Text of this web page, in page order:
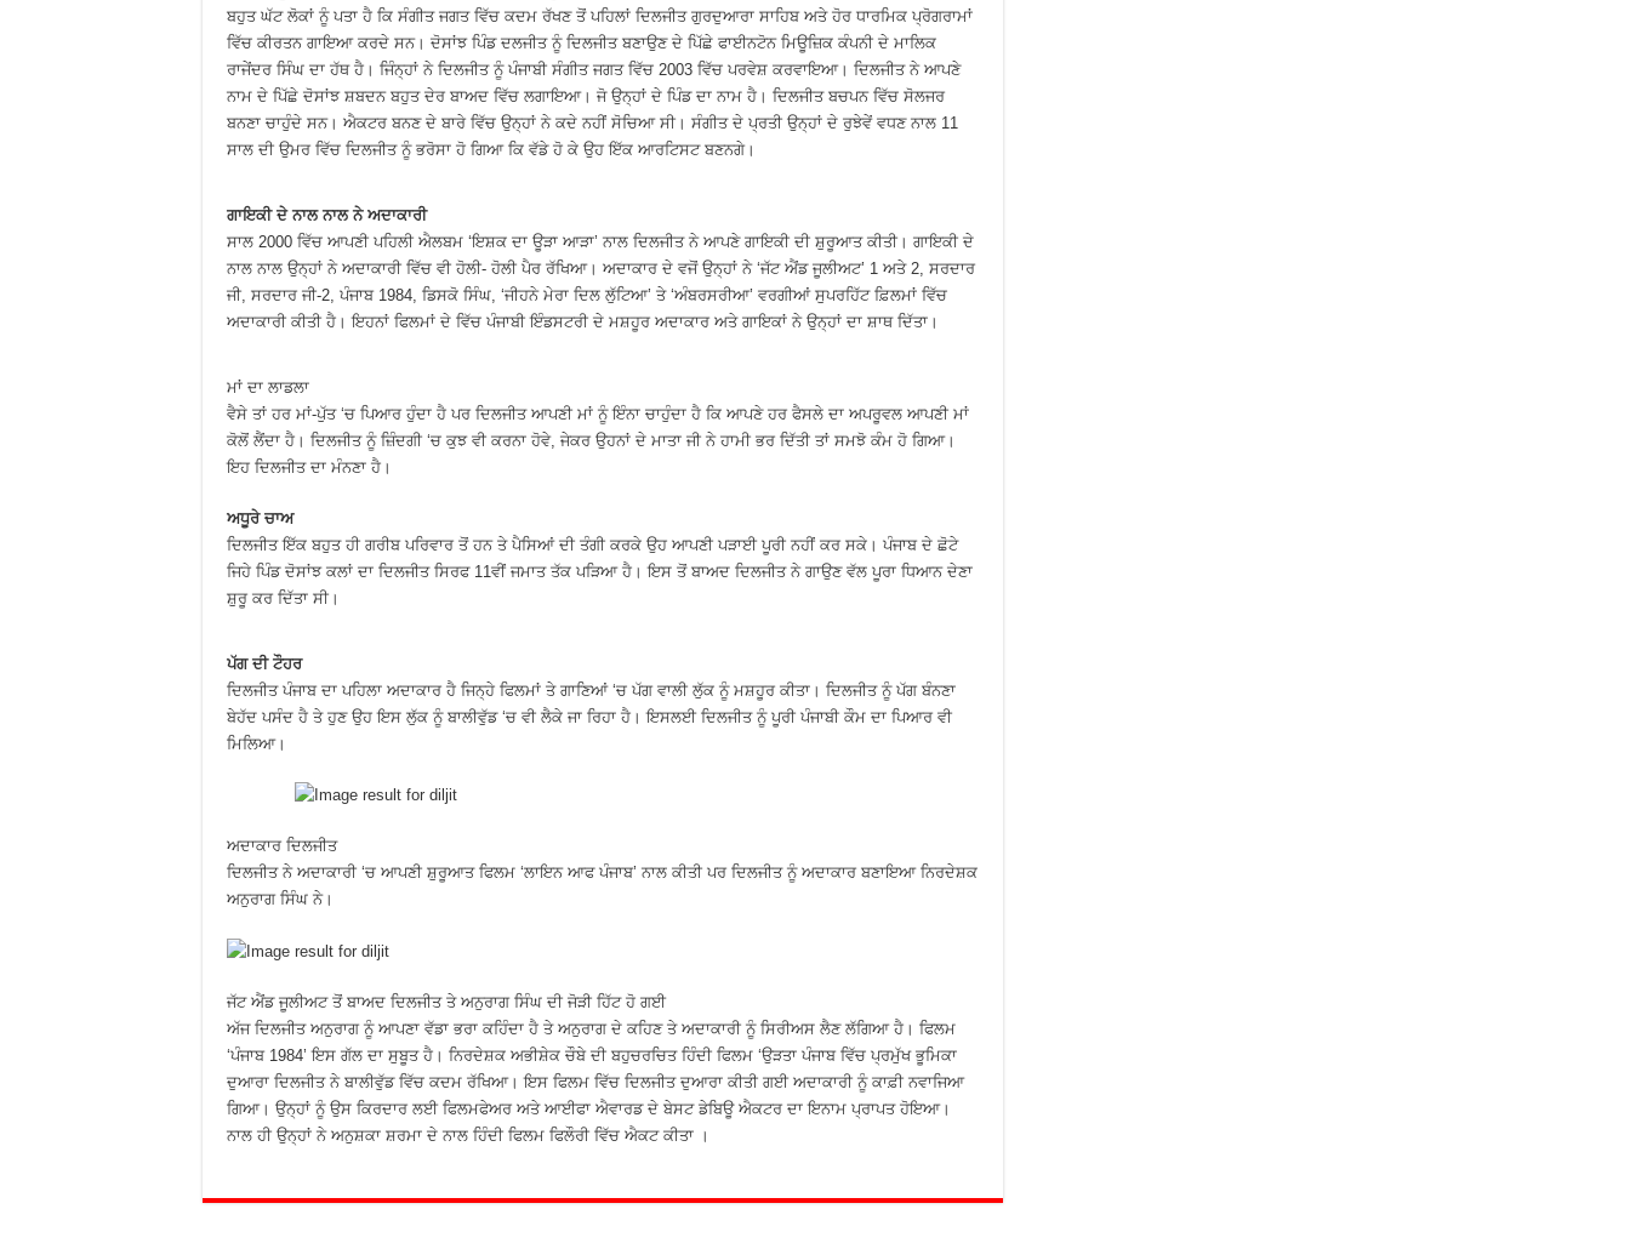
ਬਹੁਤ ਘੱਟ ਲੋਕਾਂ ਨੂੰ ਪਤਾ ਹੈ ਕਿ ਸੰਗੀਤ ਜਗਤ ਵਿੱਚ ਕਦਮ ਰੱਖਣ ਤੋਂ ਪਹਿਲਾਂ ਦਿਲਜੀਤ ਗੁਰਦੁਆਰਾ ਸਾਹਿਬ ਅਤੇ ਹੋਰ ਧਾਰਮਿਕ ਪ੍ਰੋਗਰਾਮਾਂ
ਵਿੱਚ ਕੀਰਤਨ ਗਾਇਆ ਕਰਦੇ ਸਨ। ਦੋਸਾਂਝ ਪਿੰਡ ਦਲਜੀਤ ਨੂੰ ਦਿਲਜੀਤ ਬਣਾਉਣ ਦੇ ਪਿੱਛੇ ਫਾਈਨਟੋਨ ਮਿਊਜ਼ਿਕ ਕੰਪਨੀ ਦੇ ਮਾਲਿਕ
ਰਾਜੇਂਦਰ ਸਿੰਘ ਦਾ ਹੱਥ ਹੈ। ਜਿੰਨ੍ਹਾਂ ਨੇ ਦਿਲਜੀਤ ਨੂੰ ਪੰਜਾਬੀ ਸੰਗੀਤ ਜਗਤ ਵਿੱਚ 2003 ਵਿੱਚ ਪਰਵੇਸ਼ ਕਰਵਾਇਆ। ਦਿਲਜੀਤ ਨੇ ਆਪਣੇ
ਨਾਮ ਦੇ ਪਿੱਛੇ ਦੋਸਾਂਝ ਸ਼ਬਦਨ ਬਹੁਤ ਦੇਰ ਬਾਅਦ ਵਿੱਚ ਲਗਾਇਆ। ਜੋ ਉਨ੍ਹਾਂ ਦੇ ਪਿੰਡ ਦਾ ਨਾਮ ਹੈ। ਦਿਲਜੀਤ ਬਚਪਨ ਵਿੱਚ ਸੋਲਜਰ
ਬਨਣਾ ਚਾਹੁੰਦੇ ਸਨ। ਐਕਟਰ ਬਨਣ ਦੇ ਬਾਰੇ ਵਿੱਚ ਉਨ੍ਹਾਂ ਨੇ ਕਦੇ ਨਹੀਂ ਸੋਚਿਆ ਸੀ। ਸੰਗੀਤ ਦੇ ਪ੍ਰਤੀ ਉਨ੍ਹਾਂ ਦੇ ਰੁਝੇਵੇਂ ਵਧਣ ਨਾਲ 11
ਸਾਲ ਦੀ ਉਮਰ ਵਿੱਚ ਦਿਲਜੀਤ ਨੂੰ ਭਰੋਸਾ ਹੋ ਗਿਆ ਕਿ ਵੱਡੇ ਹੋ ਕੇ ਉਹ ਇੱਕ ਆਰਟਿਸਟ ਬਣਨਗੇ।
ਗਾਇਕੀ ਦੇ ਨਾਲ ਨਾਲ ਨੇ ਅਦਾਕਾਰੀ
ਸਾਲ 2000 ਵਿੱਚ ਆਪਣੀ ਪਹਿਲੀ ਐਲਬਮ ‘ਇਸ਼ਕ ਦਾ ਊੜਾ ਆੜਾ’ ਨਾਲ ਦਿਲਜੀਤ ਨੇ ਆਪਣੇ ਗਾਇਕੀ ਦੀ ਸ਼ੁਰੂਆਤ ਕੀਤੀ। ਗਾਇਕੀ ਦੇ
ਨਾਲ ਨਾਲ ਉਨ੍ਹਾਂ ਨੇ ਅਦਾਕਾਰੀ ਵਿੱਚ ਵੀ ਹੋਲੀ- ਹੋਲੀ ਪੈਰ ਰੱਖਿਆ। ਅਦਾਕਾਰ ਦੇ ਵਜੋਂ ਉਨ੍ਹਾਂ ਨੇ ‘ਜੱਟ ਐਂਡ ਜੂਲੀਅਟ’ 1 ਅਤੇ 2, ਸਰਦਾਰ
ਜੀ, ਸਰਦਾਰ ਜੀ-2, ਪੰਜਾਬ 1984, ਡਿਸਕੋ ਸਿੰਘ, ‘ਜੀਹਨੇ ਮੇਰਾ ਦਿਲ ਲੁੱਟਿਆ’ ਤੇ ‘ਅੰਬਰਸਰੀਆ’ ਵਰਗੀਆਂ ਸੁਪਰਹਿੱਟ ਫ਼ਿਲਮਾਂ ਵਿੱਚ
ਅਦਾਕਾਰੀ ਕੀਤੀ ਹੈ। ਇਹਨਾਂ ਫਿਲਮਾਂ ਦੇ ਵਿੱਚ ਪੰਜਾਬੀ ਇੰਡਸਟਰੀ ਦੇ ਮਸ਼ਹੂਰ ਅਦਾਕਾਰ ਅਤੇ ਗਾਇਕਾਂ ਨੇ ਉਨ੍ਹਾਂ ਦਾ ਸ਼ਾਥ ਦਿੱਤਾ।
ਮਾਂ ਦਾ ਲਾਡਲਾ
ਵੈਸੇ ਤਾਂ ਹਰ ਮਾਂ-ਪੁੱਤ ‘ਚ ਪਿਆਰ ਹੁੰਦਾ ਹੈ ਪਰ ਦਿਲਜੀਤ ਆਪਣੀ ਮਾਂ ਨੂੰ ਇੰਨਾ ਚਾਹੁੰਦਾ ਹੈ ਕਿ ਆਪਣੇ ਹਰ ਫੈਸਲੇ ਦਾ ਅਪਰੂਵਲ ਆਪਣੀ ਮਾਂ
ਕੋਲੋਂ ਲੈਂਦਾ ਹੈ। ਦਿਲਜੀਤ ਨੂੰ ਜ਼ਿੰਦਗੀ ‘ਚ ਕੁਝ ਵੀ ਕਰਨਾ ਹੋਵੇ, ਜੇਕਰ ਉਹਨਾਂ ਦੇ ਮਾਤਾ ਜੀ ਨੇ ਹਾਮੀ ਭਰ ਦਿੱਤੀ ਤਾਂ ਸਮਝੋ ਕੰਮ ਹੋ ਗਿਆ।
ਇਹ ਦਿਲਜੀਤ ਦਾ ਮੰਨਣਾ ਹੈ।
ਅਧੂਰੇ ਚਾਅ
ਦਿਲਜੀਤ ਇੱਕ ਬਹੁਤ ਹੀ ਗਰੀਬ ਪਰਿਵਾਰ ਤੋਂ ਹਨ ਤੇ ਪੈਸਿਆਂ ਦੀ ਤੰਗੀ ਕਰਕੇ ਉਹ ਆਪਣੀ ਪੜਾਈ ਪੂਰੀ ਨਹੀਂ ਕਰ ਸਕੇ। ਪੰਜਾਬ ਦੇ ਛੋਟੇ
ਜਿਹੇ ਪਿੰਡ ਦੋਸਾਂਝ ਕਲਾਂ ਦਾ ਦਿਲਜੀਤ ਸਿਰਫ 11ਵੀਂ ਜਮਾਤ ਤੱਕ ਪੜਿਆ ਹੈ। ਇਸ ਤੋਂ ਬਾਅਦ ਦਿਲਜੀਤ ਨੇ ਗਾਉਣ ਵੱਲ ਪੂਰਾ ਧਿਆਨ ਦੇਣਾ
ਸ਼ੁਰੂ ਕਰ ਦਿੱਤਾ ਸੀ।
ਪੱਗ ਦੀ ਟੌਹਰ
ਦਿਲਜੀਤ ਪੰਜਾਬ ਦਾ ਪਹਿਲਾ ਅਦਾਕਾਰ ਹੈ ਜਿਨ੍ਹੇ ਫਿਲਮਾਂ ਤੇ ਗਾਣਿਆਂ ‘ਚ ਪੱਗ ਵਾਲੀ ਲੁੱਕ ਨੂੰ ਮਸ਼ਹੂਰ ਕੀਤਾ। ਦਿਲਜੀਤ ਨੂੰ ਪੱਗ ਬੰਨਣਾ
ਬੇਹੱਦ ਪਸੰਦ ਹੈ ਤੇ ਹੁਣ ਉਹ ਇਸ ਲੁੱਕ ਨੂੰ ਬਾਲੀਵੁੱਡ ‘ਚ ਵੀ ਲੈਕੇ ਜਾ ਰਿਹਾ ਹੈ। ਇਸਲਈ ਦਿਲਜੀਤ ਨੂੰ ਪੂਰੀ ਪੰਜਾਬੀ ਕੌਮ ਦਾ ਪਿਆਰ ਵੀ
ਮਿਲਿਆ।
ਅਦਾਕਾਰ ਦਿਲਜੀਤ
ਦਿਲਜੀਤ ਨੇ ਅਦਾਕਾਰੀ ‘ਚ ਆਪਣੀ ਸ਼ੁਰੂਆਤ ਫਿਲਮ ‘ਲਾਇਨ ਆਫ ਪੰਜਾਬ’ ਨਾਲ ਕੀਤੀ ਪਰ ਦਿਲਜੀਤ ਨੂੰ ਅਦਾਕਾਰ ਬਣਾਇਆ ਨਿਰਦੇਸ਼ਕ
ਅਨੁਰਾਗ ਸਿੰਘ ਨੇ।
ਜੱਟ ਐਂਡ ਜੂਲੀਅਟ ਤੋਂ ਬਾਅਦ ਦਿਲਜੀਤ ਤੇ ਅਨੁਰਾਗ ਸਿੰਘ ਦੀ ਜੋੜੀ ਹਿੱਟ ਹੋ ਗਈ
ਅੱਜ ਦਿਲਜੀਤ ਅਨੁਰਾਗ ਨੂੰ ਆਪਣਾ ਵੱਡਾ ਭਰਾ ਕਹਿੰਦਾ ਹੈ ਤੇ ਅਨੁਰਾਗ ਦੇ ਕਹਿਣ ਤੇ ਅਦਾਕਾਰੀ ਨੂੰ ਸਿਰੀਅਸ ਲੈਣ ਲੱਗਿਆ ਹੈ। ਫਿਲਮ
‘ਪੰਜਾਬ 1984’ ਇਸ ਗੱਲ ਦਾ ਸੁਬੂਤ ਹੈ। ਨਿਰਦੇਸ਼ਕ ਅਭੀਸ਼ੇਕ ਚੌਬੇ ਦੀ ਬਹੁਚਰਚਿਤ ਹਿੰਦੀ ਫਿਲਮ ‘ਉੜਤਾ ਪੰਜਾਬ ਵਿੱਚ ਪ੍ਰਮੁੱਖ ਭੂਮਿਕਾ
ਦੁਆਰਾ ਦਿਲਜੀਤ ਨੇ ਬਾਲੀਵੁੱਡ ਵਿੱਚ ਕਦਮ ਰੱਖਿਆ। ਇਸ ਫਿਲਮ ਵਿੱਚ ਦਿਲਜੀਤ ਦੁਆਰਾ ਕੀਤੀ ਗਈ ਅਦਾਕਾਰੀ ਨੂੰ ਕਾਫ਼ੀ ਨਵਾਜਿਆ
ਗਿਆ। ਉਨ੍ਹਾਂ ਨੂੰ ਉਸ ਕਿਰਦਾਰ ਲਈ ਫਿਲਮਫੇਅਰ ਅਤੇ ਆਈਫਾ ਐਵਾਰਡ ਦੇ ਬੇਸਟ ਡੇਬਿਊ ਐਕਟਰ ਦਾ ਇਨਾਮ ਪ੍ਰਾਪਤ ਹੋਇਆ।
ਨਾਲ ਹੀ ਉਨ੍ਹਾਂ ਨੇ ਅਨੁਸ਼ਕਾ ਸ਼ਰਮਾ ਦੇ ਨਾਲ ਹਿੰਦੀ ਫਿਲਮ ਫਿਲੌਰੀ ਵਿੱਚ ਐਕਟ ਕੀਤਾ ।